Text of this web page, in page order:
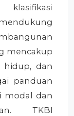
klasifikasi
mencakup
hidup, dan
panduan
modal dan
TKBI